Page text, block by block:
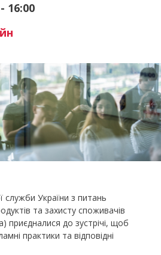
16:00
України з питань
та захисту споживачів
до зустрічі, щоб
практики та відповідні